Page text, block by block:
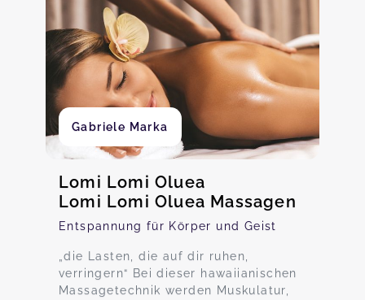
Gabriele Marka
Lomi Lomi Oluea
Lomi Lomi Oluea Massagen
Entspannung für Körper und Geist
„die Lasten, die auf dir ruhen,
verringern“ Bei dieser hawaiianischen
Massagetechnik werden Muskulatur,